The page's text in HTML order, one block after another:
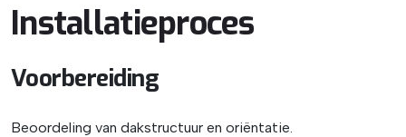
Installatieproces
Voorbereiding
Beoordeling van dakstructuur en oriëntatie.